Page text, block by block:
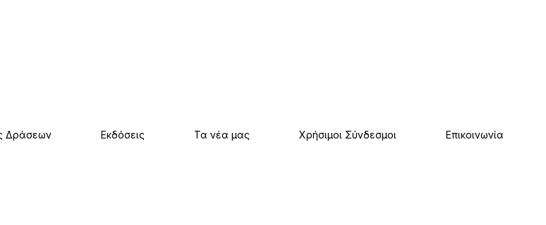
Δράσεων Εκδόσεις Τα νέα μας Χρήσιμοι Σύνδεσμοι Επικοινωνία